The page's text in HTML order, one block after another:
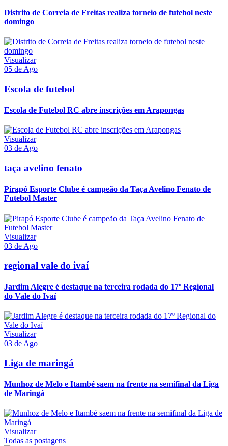
Distrito de Correia de Freitas realiza torneio de futebol neste
domingo
Visualizar
05 de Ago
Escola de futebol
Escola de Futebol RC abre inscrições em Arapongas
Visualizar
03 de Ago
taça avelino fenato
Pirapó Esporte Clube é campeão da Taça Avelino Fenato de
Futebol Master
Visualizar
03 de Ago
regional vale do ivaí
Jardim Alegre é destaque na terceira rodada do 17º Regional
do Vale do Ivaí
Visualizar
03 de Ago
Liga de maringá
Munhoz de Melo e Itambé saem na frente na semifinal da Liga
de Maringá
Visualizar
Todas as postagens